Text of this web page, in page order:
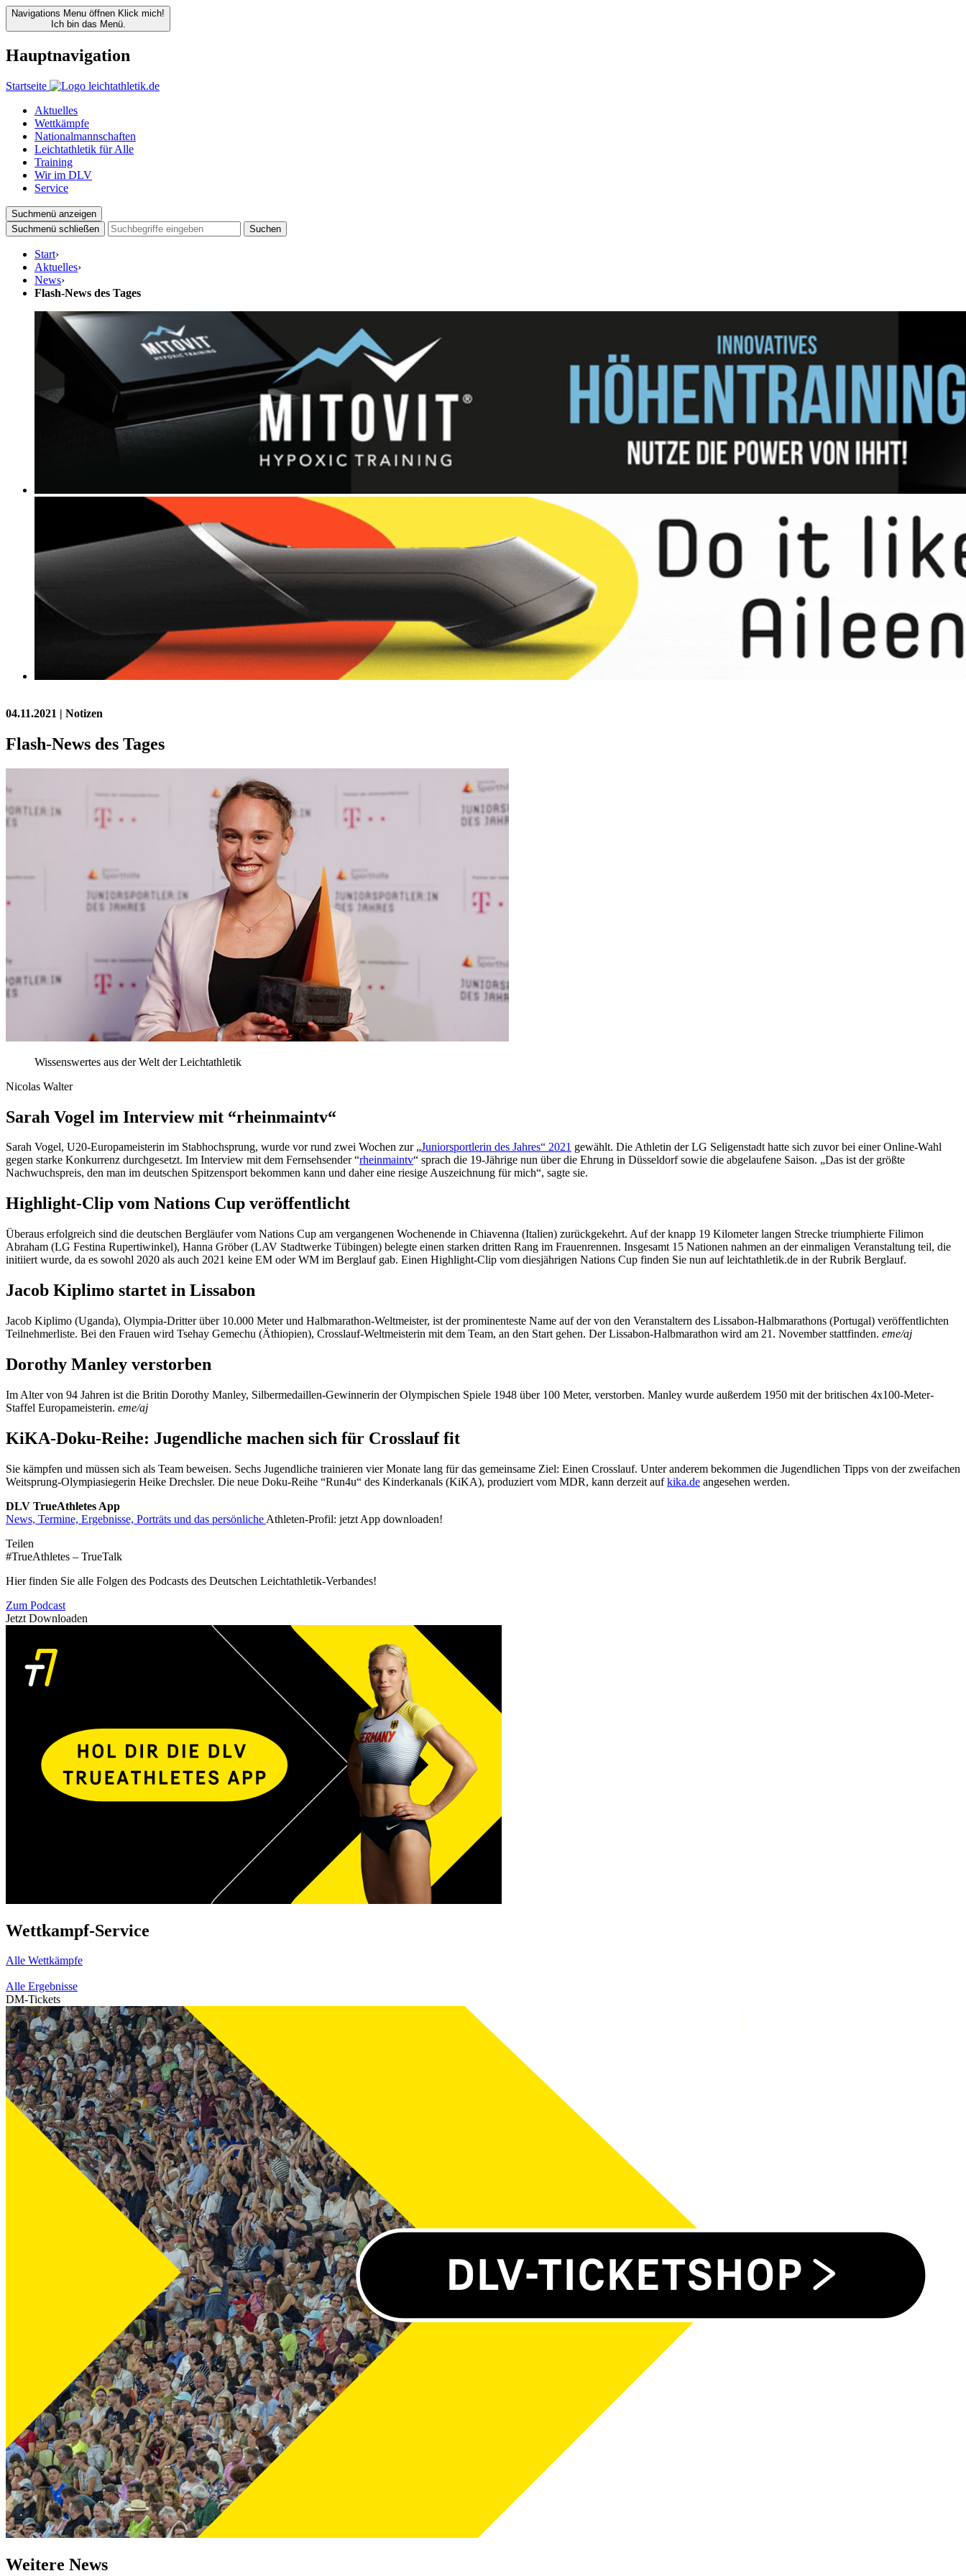
Navigations Menu öffnen Klick mich!
Ich bin das Menü.
Hauptnavigation
Startseite
Aktuelles
Wettkämpfe
Nationalmannschaften
Leichtathletik für Alle
Training
Wir im DLV
Service
Suchmenü anzeigen
Suchmenü schließen
Suchen
Start›
Aktuelles›
News›
Flash-News des Tages
04.11.2021 | Notizen
Flash-News des Tages
Wissenswertes aus der Welt der Leichtathletik
Nicolas Walter
Sarah Vogel im Interview mit “rheinmaintv“
Sarah Vogel, U20-Europameisterin im Stabhochsprung, wurde vor rund zwei Wochen zur „Juniorsportlerin des Jahres“ 2021 gewählt. Die Athletin der LG Seligenstadt hatte sich zuvor bei einer Online-Wahl
gegen starke Konkurrenz durchgesetzt. Im Interview mit dem Fernsehsender “rheinmaintv“ sprach die 19-Jährige nun über die Ehrung in Düsseldorf sowie die abgelaufene Saison. „Das ist der größte
Nachwuchspreis, den man im deutschen Spitzensport bekommen kann und daher eine riesige Auszeichnung für mich“, sagte sie.
Highlight-Clip vom Nations Cup veröffentlicht
Überaus erfolgreich sind die deutschen Bergläufer vom Nations Cup am vergangenen Wochenende in Chiavenna (Italien) zurückgekehrt. Auf der knapp 19 Kilometer langen Strecke triumphierte Filimon
Abraham (LG Festina Rupertiwinkel), Hanna Gröber (LAV Stadtwerke Tübingen) belegte einen starken dritten Rang im Frauenrennen. Insgesamt 15 Nationen nahmen an der einmaligen Veranstaltung teil, die
initiiert wurde, da es sowohl 2020 als auch 2021 keine EM oder WM im Berglauf gab. Einen Highlight-Clip vom diesjährigen Nations Cup finden Sie nun auf leichtathletik.de in der Rubrik Berglauf.
Jacob Kiplimo startet in Lissabon
Jacob Kiplimo (Uganda), Olympia-Dritter über 10.000 Meter und Halbmarathon-Weltmeister, ist der prominenteste Name auf der von den Veranstaltern des Lissabon-Halbmarathons (Portugal) veröffentlichten
Teilnehmerliste. Bei den Frauen wird Tsehay Gemechu (Äthiopien), Crosslauf-Weltmeisterin mit dem Team, an den Start gehen. Der Lissabon-Halbmarathon wird am 21. November stattfinden. eme/aj
Dorothy Manley verstorben
Im Alter von 94 Jahren ist die Britin Dorothy Manley, Silbermedaillen-Gewinnerin der Olympischen Spiele 1948 über 100 Meter, verstorben. Manley wurde außerdem 1950 mit der britischen 4x100-Meter-
Staffel Europameisterin. eme/aj
KiKA-Doku-Reihe: Jugendliche machen sich für Crosslauf fit
Sie kämpfen und müssen sich als Team beweisen. Sechs Jugendliche trainieren vier Monate lang für das gemeinsame Ziel: Einen Crosslauf. Unter anderem bekommen die Jugendlichen Tipps von der zweifachen
Weitsprung-Olympiasiegerin Heike Drechsler. Die neue Doku-Reihe “Run4u“ des Kinderkanals (KiKA), produziert vom MDR, kann derzeit aufkika.de angesehen werden.
DLV TrueAthletes App
News, Termine, Ergebnisse, Porträts und das persönliche Athleten-Profil: jetzt App downloaden!
Teilen
#TrueAthletes – TrueTalk
Hier finden Sie alle Folgen des Podcasts des Deutschen Leichtathletik-Verbandes!
Zum Podcast
Jetzt Downloaden
Wettkampf-Service
Alle Wettkämpfe
Alle Ergebnisse
DM-Tickets
Weitere News